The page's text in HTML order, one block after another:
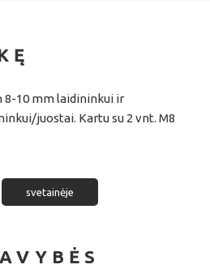
8-10 mm laidininkui ir
juostai. Kartu su 2 vnt. M8
svetainėje